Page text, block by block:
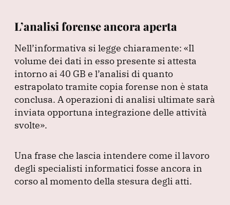
L’analisi forense ancora aperta
Nell’informativa si legge chiaramente: «Il
volume dei dati in esso presente si attesta
intorno ai 40 GB e l’analisi di quanto
estrapolato tramite copia forense non è stata
conclusa. A operazioni di analisi ultimate sarà
inviata opportuna integrazione delle attività
svolte».
Una frase che lascia intendere come il lavoro
degli specialisti informatici fosse ancora in
corso al momento della stesura degli atti.